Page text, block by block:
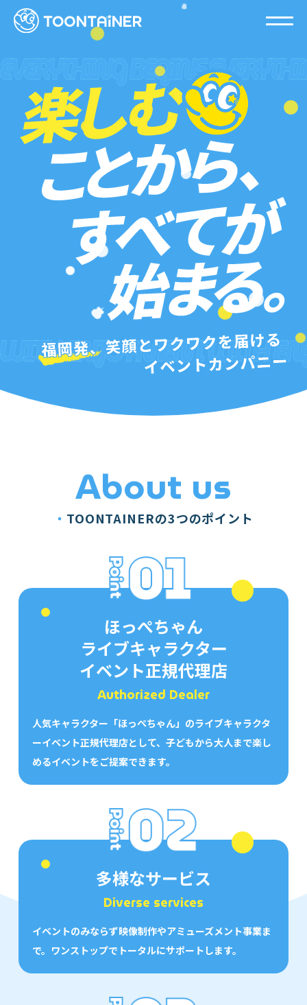
About us
・ TOONTAINERの3つのポイント
ほっぺちゃん
ライブキャラクター
イベント正規代理店
Authorized Dealer
人気キャラクター「ほっぺちゃん」のライブキャラクタ
ーイベント正規代理店として、子どもから大人まで楽し
めるイベントをご提案できます。
多様なサービス
Diverse services
イベントのみならず映像制作やアミューズメント事業ま
で。ワンストップでトータルにサポートします。